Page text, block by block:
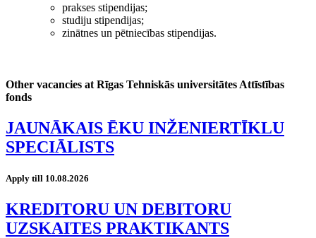
prakses stipendijas;
studiju stipendijas;
zinātnes un pētniecības stipendijas.
Other vacancies at Rīgas Tehniskās universitātes Attīstības
fonds
JAUNĀKAIS ĒKU INŽENIERTĪKLU
SPECIĀLISTS
Apply till 10.08.2026
KREDITORU UN DEBITORU
UZSKAITES PRAKTIKANTS